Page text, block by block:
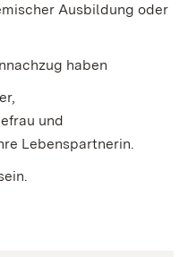
Ausbildung oder
haben
und
Lebenspartnerin.